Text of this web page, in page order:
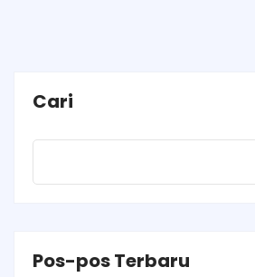
Cari
Pos-pos Terbaru